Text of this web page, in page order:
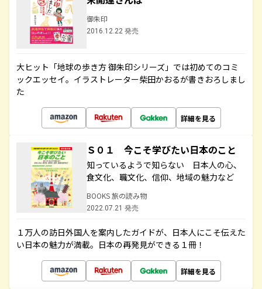
御朱印
2016.12.22 発売
大ヒット「地球の歩き方 御朱印シリーズ」では初めてのコミ
ックエッセイ。イラストレーター柴田かおるが書きおろしまし
た
詳細を見る
Ｓ０１ 今こそ学びたい日本のこと
知っているようで知らない 日本人の心、
食文化、職文化、信仰、地域の魅力など
BOOKS 旅の読み物
2022.07.21 発売
１万人の訪日外国人を案内したガイドが、日本人にこそ伝えた
い日本の魅力が満載。日本の再発見ができる１冊！
詳細を見る